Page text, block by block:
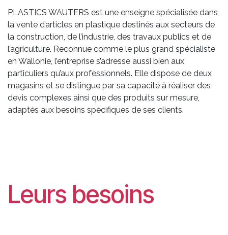
PLASTICS WAUTERS est une enseigne spécialisée dans
la vente d’articles en plastique destinés aux secteurs de
la construction, de l’industrie, des travaux publics et de
l’agriculture. Reconnue comme le plus grand spécialiste
en Wallonie, l’entreprise s’adresse aussi bien aux
particuliers qu’aux professionnels. Elle dispose de deux
magasins et se distingue par sa capacité à réaliser des
devis complexes ainsi que des produits sur mesure,
adaptés aux besoins spécifiques de ses clients.
Leurs besoins